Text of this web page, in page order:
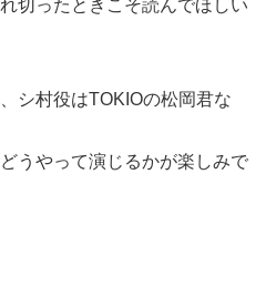
切ったときこそ読んでほしい
シ村役はTOKIOの松岡君な
うやって演じるかが楽しみで